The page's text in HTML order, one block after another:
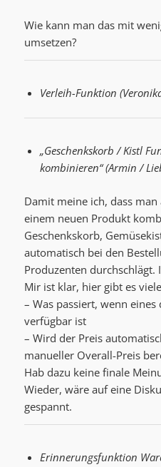
Wie kann man das mit
umsetzen?
Verleih-Funktion
„Geschenkskorb / Kistl
kombinieren“ (Armin /
Damit meine ich, dass
einem neuen Produkt
Geschenkskorb,
automatisch bei den
Produzenten durchschlägt.
Mir ist klar, hier gibt es
– Was passiert, wenn
verfügbar ist
– Wird der Preis
manueller Overall-Preis
Hab dazu keine finale
Wieder, wäre auf eine
gespannt.
Erinnerungsfunktion